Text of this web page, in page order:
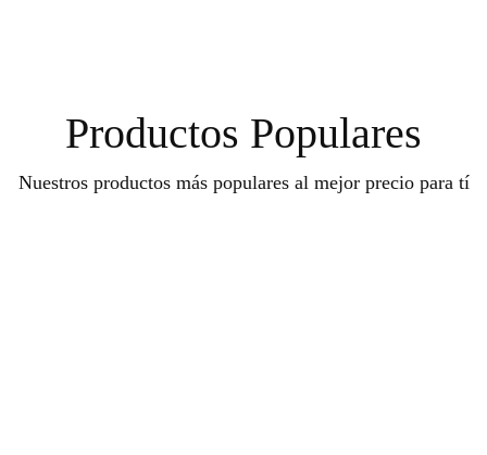
Productos Populares
Nuestros productos más populares al mejor precio para tí